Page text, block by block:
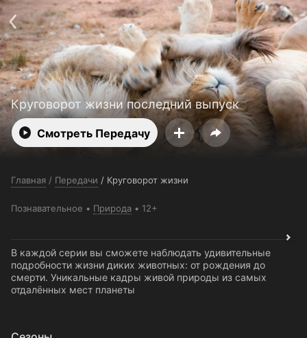
Круговорот жизни последний выпуск
Смотреть Передачу
Главная / Передачи / Круговорот жизни
Познавательное Природа 12+
В каждой серии вы сможете наблюдать удивительные
подробности жизни диких животных: от рождения до
смерти. Уникальные кадры живой природы из самых
отдалённых мест планеты
Поддержка:support@24h.tv
О сервисе
Пользовательское соглашение
Политика конфиденциальности
Для партнёров
Открыть приложение
Ввести промокод
Установить на ТВ
Бесплатные каналы Контакты